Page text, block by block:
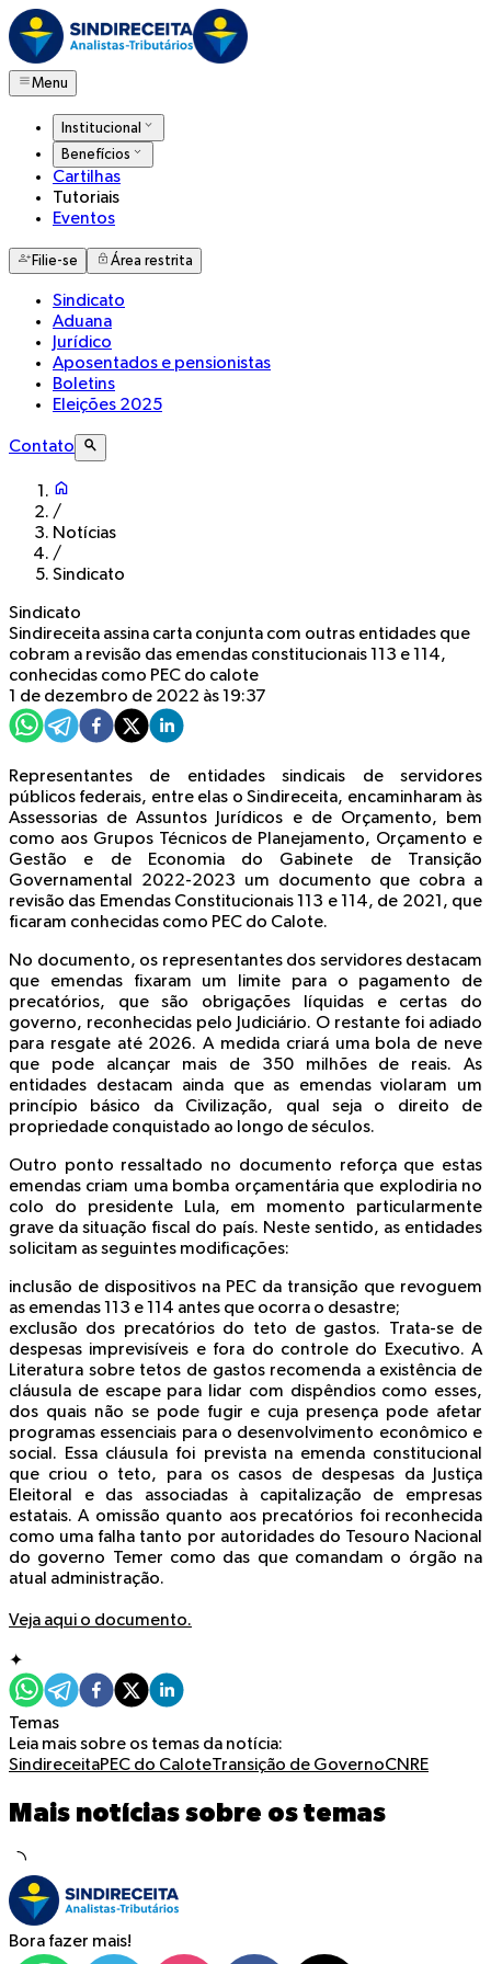
Menu
Institucional
Benefícios
Cartilhas
Tutoriais
Eventos
Filie-se Área restrita
Sindicato
Aduana
Jurídico
Aposentados e pensionistas
Boletins
Eleições 2025
Contato
/
Notícias
/
Sindicato
Sindicato
Sindireceita assina carta conjunta com outras entidades que
cobram a revisão das emendas constitucionais 113 e 114,
conhecidas como PEC do calote
1 de dezembro de 2022 às 19:37
Representantes de entidades sindicais de servidores
públicos federais, entre elas o Sindireceita, encaminharam às
Assessorias de Assuntos Jurídicos e de Orçamento, bem
como aos Grupos Técnicos de Planejamento, Orçamento e
Gestão e de Economia do Gabinete de Transição
Governamental 2022-2023 um documento que cobra a
revisão das Emendas Constitucionais 113 e 114, de 2021, que
ficaram conhecidas como PEC do Calote.
No documento, os representantes dos servidores destacam
que emendas fixaram um limite para o pagamento de
precatórios, que são obrigações líquidas e certas do
governo, reconhecidas pelo Judiciário. O restante foi adiado
para resgate até 2026. A medida criará uma bola de neve
que pode alcançar mais de 350 milhões de reais. As
entidades destacam ainda que as emendas violaram um
princípio básico da Civilização, qual seja o direito de
propriedade conquistado ao longo de séculos.
Outro ponto ressaltado no documento reforça que estas
emendas criam uma bomba orçamentária que explodiria no
colo do presidente Lula, em momento particularmente
grave da situação fiscal do país. Neste sentido, as entidades
solicitam as seguintes modificações:
inclusão de dispositivos na PEC da transição que revoguem
as emendas 113 e 114 antes que ocorra o desastre;
exclusão dos precatórios do teto de gastos. Trata-se de
despesas imprevisíveis e fora do controle do Executivo. A
Literatura sobre tetos de gastos recomenda a existência de
cláusula de escape para lidar com dispêndios como esses,
dos quais não se pode fugir e cuja presença pode afetar
programas essenciais para o desenvolvimento econômico e
social. Essa cláusula foi prevista na emenda constitucional
que criou o teto, para os casos de despesas da Justiça
Eleitoral e das associadas à capitalização de empresas
estatais. A omissão quanto aos precatórios foi reconhecida
como uma falha tanto por autoridades do Tesouro Nacional
do governo Temer como das que comandam o órgão na
atual administração.
Veja aqui o documento.
✦
Temas
Leia mais sobre os temas da notícia:
SindireceitaPEC do CaloteTransição de GovernoCNRE
Mais notícias sobre os temas
Bora fazer mais!